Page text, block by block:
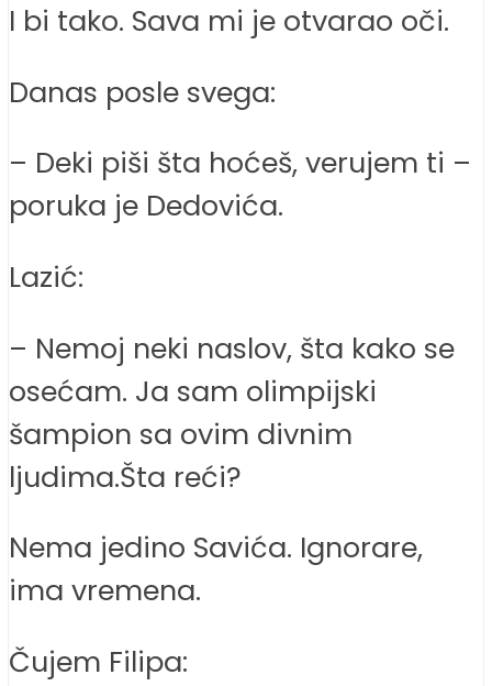
I bi tako. Sava mi je otvarao oči.
Danas posle svega:
– Deki piši šta hoćeš, verujem ti –
poruka je Dedovića.
Lazić:
– Nemoj neki naslov, šta kako se
osećam. Ja sam olimpijski
šampion sa ovim divnim
ljudima.Šta reći?
Nema jedino Savića. Ignorare,
ima vremena.
Čujem Filipa: